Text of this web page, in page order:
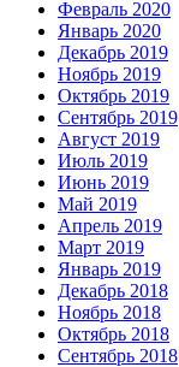
Февраль 2020
Январь 2020
Декабрь 2019
Ноябрь 2019
Октябрь 2019
Сентябрь 2019
Август 2019
Июль 2019
Июнь 2019
Май 2019
Апрель 2019
Март 2019
Январь 2019
Декабрь 2018
Ноябрь 2018
Октябрь 2018
Сентябрь 2018